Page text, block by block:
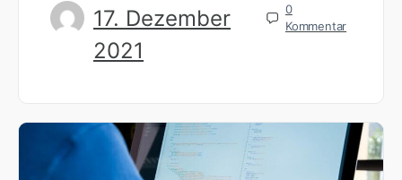
17. Dezember
2021
0
Kommentar